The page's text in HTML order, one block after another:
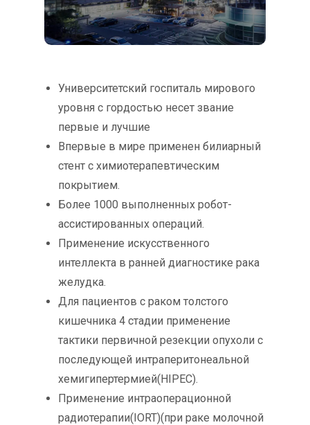
Университетский госпиталь мирового
уровня с гордостью несет звание
первые и лучшие
Впервые в мире применен билиарный
стент с химиотерапевтическим
покрытием.
Более 1000 выполненных робот-
ассистированных операций.
Применение искусственного
интеллекта в ранней диагностике рака
желудка.
Для пациентов с раком толстого
кишечника 4 стадии применение
тактики первичной резекции опухоли с
последующей интраперитонеальной
хемигипертермией(HIPEC).
Применение интраоперационной
радиотерапии(IORT)(при раке молочной